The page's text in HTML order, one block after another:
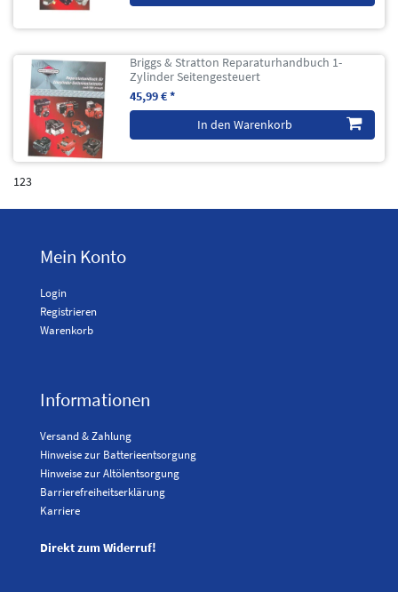
Briggs & Stratton Reparaturhandbuch 1-
Zylinder Seitengesteuert
45,99 € *
In den Warenkorb
123
Mein Konto
Login
Registrieren
Warenkorb
Informationen
Versand & Zahlung
Hinweise zur Batterieentsorgung
Hinweise zur Altölentsorgung
Barrierefreiheitserklärung
Karriere
Direkt zum Widerruf!